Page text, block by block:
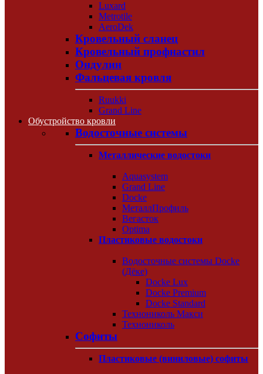
Luxard
Metrotile
AeroDek
Кровельный сланец
Кровельный профнастил
Ондулин
Фальцевая кровля
Ruukki
Grand Line
Обустройство кровли
Водосточные системы
Металлические водостоки
Aquasystem
Grand Line
Docke
МеталлПрофиль
Вегасток
Optima
Пластиковые водостоки
Водосточные системы Docke
(Дёке)
Docke Lux
Docke Premium
Docke Standard
Технониколь Макси
Технониколь
Софиты
Пластиковые (виниловые) софиты